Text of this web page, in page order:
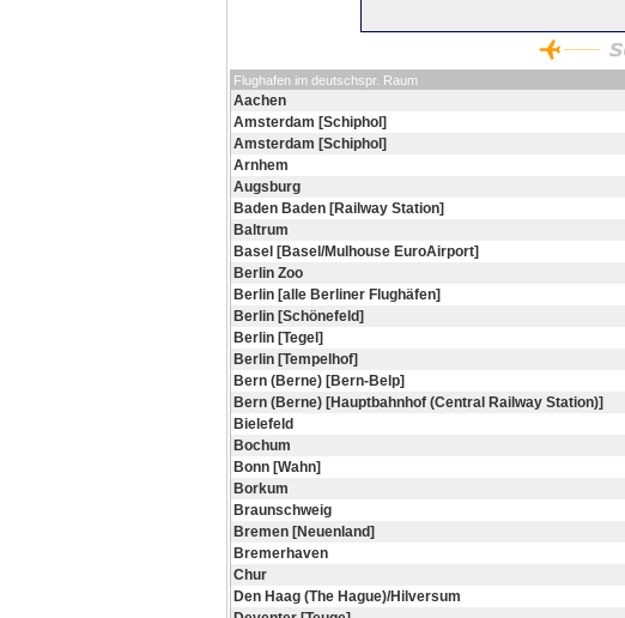
Flughafen im deutschspr. Raum
Aachen
Amsterdam [Schiphol]
Amsterdam [Schiphol]
Arnhem
Augsburg
Baden Baden [Railway Station]
Baltrum
Basel [Basel/Mulhouse EuroAirport]
Berlin Zoo
Berlin [alle Berliner Flughäfen]
Berlin [Schönefeld]
Berlin [Tegel]
Berlin [Tempelhof]
Bern (Berne) [Bern-Belp]
Bern (Berne) [Hauptbahnhof (Central Railway Station)]
Bielefeld
Bochum
Bonn [Wahn]
Borkum
Braunschweig
Bremen [Neuenland]
Bremerhaven
Chur
Den Haag (The Hague)/Hilversum